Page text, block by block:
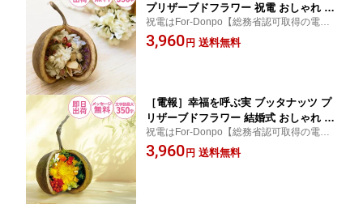
プリザーブドフラワー 祝電 おしゃれ 結
婚式 インテリア 結婚祝い ギフト 花 植
物 プレゼント 誕生日 就任 昇進 還暦 卒
祝電はFor-Donpo【総務省認可取得の電報
サービス】【送料無料】結婚式 電報 おしゃ
れ 定番 花 プリザーブドフラワー ギフト プ
3,960 円 送料無料
［電報］幸福を呼ぶ実 ブッタナッツ プ
リザーブドフラワー 結婚式 おしゃれ 祝
電 誕生日 花 お祝い電報 ギフト プレゼ
ント 記念日 就任 昇進 受章 還暦【幸せ
祝電はFor-Donpo【総務省認可取得の電報
サービス】【送料無料】結婚式 電報 おしゃ
れ 定番 花 プリザーブドフラワー ギフト プ
3,960 円 送料無料